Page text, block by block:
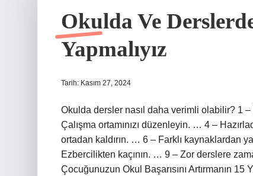
Okulda Ve
Yapmalıyız
Tarih: Kasım 27, 2024
Okulda dersler nasıl daha verimli olabilir? 1
Çalışma ortamınızı düzenleyin. … 4 –
ortadan kaldırın. … 6 – Farklı kaynaklardan
Ezbercilikten kaçının. … 9 – Zor derslere
Çocuğunuzun Okul Başarısını Artırmanın